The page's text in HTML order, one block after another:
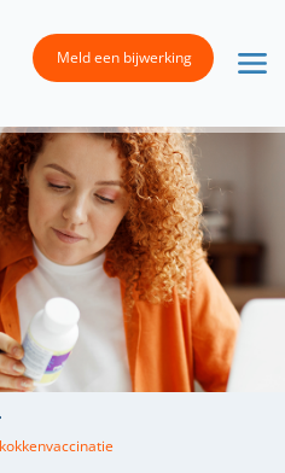
Meld een bijwerking